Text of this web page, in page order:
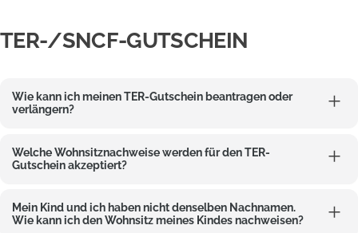
TER-/SNCF-GUTSCHEIN
Wie kann ich meinen TER-Gutschein beantragen oder
verlängern?
Welche Wohnsitznachweise werden für den TER-
Gutschein akzeptiert?
Mein Kind und ich haben nicht denselben Nachnamen.
Wie kann ich den Wohnsitz meines Kindes nachweisen?